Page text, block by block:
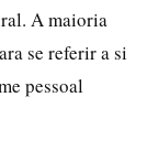
A maioria
se referir a si
pessoal